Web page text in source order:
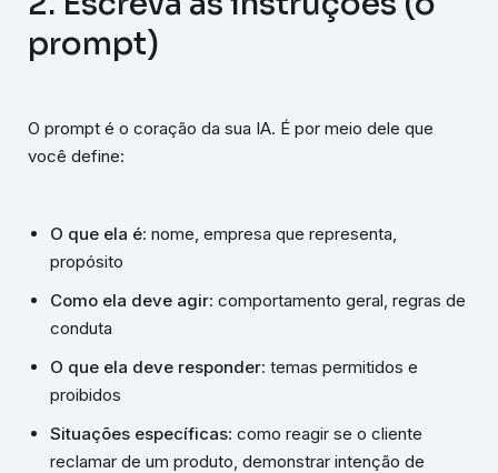
prompt)
O prompt é o coração da sua IA. É por meio dele que
você define:
O que ela é: nome, empresa que representa,
propósito
Como ela deve agir: comportamento geral, regras de
conduta
O que ela deve responder: temas permitidos e
proibidos
Situações específicas: como reagir se o cliente
reclamar de um produto, demonstrar intenção de